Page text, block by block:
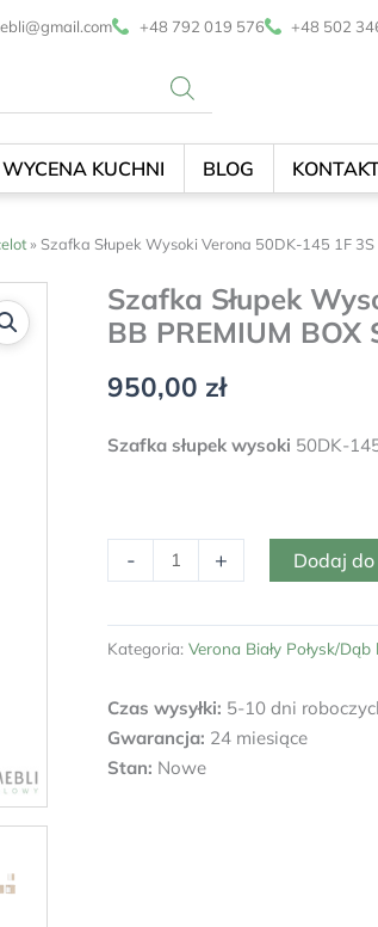
+48 792 019 576 +48 502
WYCENA KUCHNI BLOG
» Szafka Słupek Wysoki Verona 50DK-145 1F 3S
Szafka Słupek
BB PREMIUM BOX
950,00 zł
Szafka słupek wysoki 50DK-
-
Szafka
Verona
1F
3S
+ Dodaj
Kategoria: Verona Biały Połysk/
Czas wysyłki: 5-10 dni
Gwarancja: 24 miesiące
Stan: Nowe